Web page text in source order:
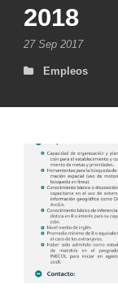
2018
27 Sep 2017
Empleos